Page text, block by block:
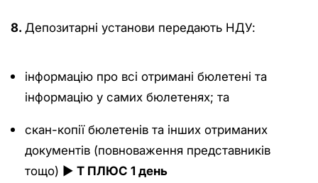
8. Депозитарні установи передають НДУ:
інформацію про всі отримані бюлетені та
інформацію у самих бюлетенях; та
скан-копії бюлетенів та інших отриманих
документів (повноваження представників
тощо) ► Т ПЛЮС 1 день